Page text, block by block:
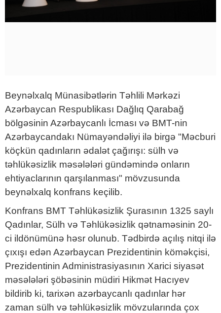
Beynəlxalq Münasibətlərin Təhlili Mərkəzi
Azərbaycan Respublikası Dağlıq Qarabağ
bölgəsinin Azərbaycanlı İcması və BMT-nin
Azərbaycandakı Nümayəndəliyi ilə birgə "Məcburi
köçkün qadınların ədalət çağırışı: sülh və
təhlükəsizlik məsələləri gündəmində onların
ehtiyaclarının qarşılanması" mövzusunda
beynəlxalq konfrans keçilib.
Konfrans BMT Təhlükəsizlik Şurasının 1325 saylı
Qadınlar, Sülh və Təhlükəsizlik qətnaməsinin 20-
ci ildönümünə həsr olunub. Tədbirdə açılış nitqi ilə
çıxışı edən Azərbaycan Prezidentinin köməkçisi,
Prezidentinin Administrasiyasının Xarici siyasət
məsələləri şöbəsinin müdiri Hikmət Hacıyev
bildirib ki, tarixən azərbaycanlı qadınlar hər
zaman sülh və təhlükəsizlik mövzularında çox